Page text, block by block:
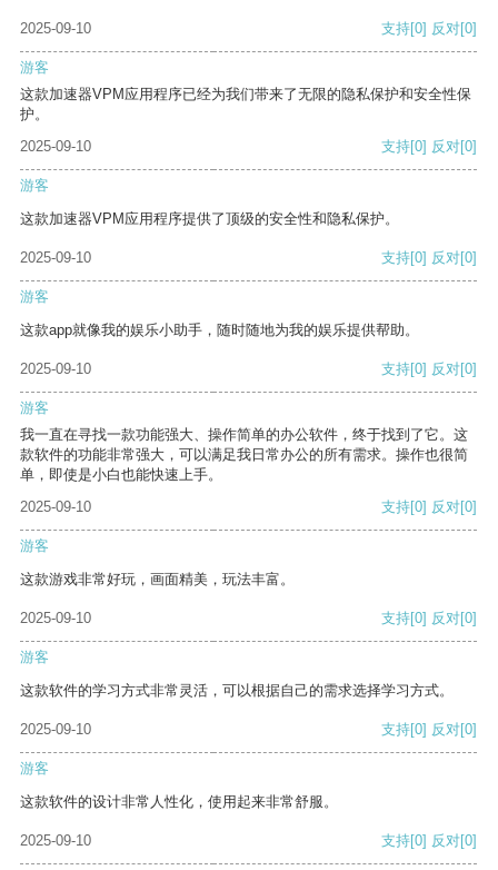
2025-09-10 支持[0] 反对[0]
游客
这款加速器VPM应用程序已经为我们带来了无限的隐私保护和安全性保
护。
2025-09-10
支持[0] 反对[0]
游客
这款加速器VPM应用程序提供了顶级的安全性和隐私保护。
2025-09-10 支持[0] 反对[0]
游客
这款app就像我的娱乐小助手，随时随地为我的娱乐提供帮助。
2025-09-10 支持[0] 反对[0]
游客
我一直在寻找一款功能强大、操作简单的办公软件，终于找到了它。这
款软件的功能非常强大，可以满足我日常办公的所有需求。操作也很简
单，即使是小白也能快速上手。
2025-09-10
支持[0] 反对[0]
游客
这款游戏非常好玩，画面精美，玩法丰富。
2025-09-10 支持[0] 反对[0]
游客
这款软件的学习方式非常灵活，可以根据自己的需求选择学习方式。
2025-09-10 支持[0] 反对[0]
游客
这款软件的设计非常人性化，使用起来非常舒服。
2025-09-10 支持[0] 反对[0]